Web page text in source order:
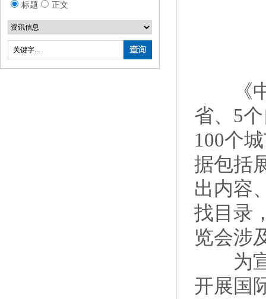
标题 正文
《中
省、5
100个
据包括
出内容
找目录
览会涉
为宣
开展国